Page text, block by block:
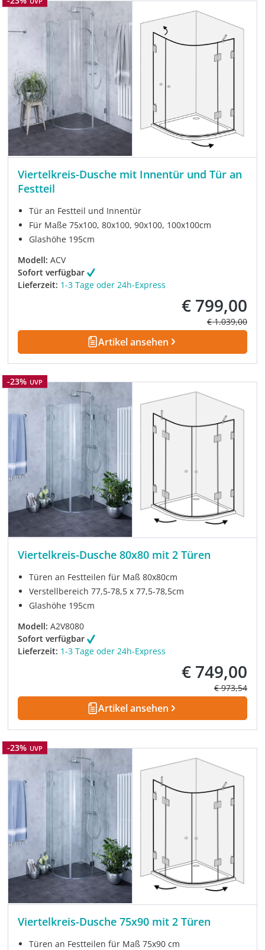
Viertelkreis-Dusche mit Innentür und Tür an
Festteil
Tür an Festteil und Innentür
Für Maße 75x100, 80x100, 90x100, 100x100cm
Glashöhe 195cm
Modell: ACV
Sofort verfügbar
Lieferzeit: 1-3 Tage oder 24h-Express
Verkaufspreis:
€ 799,00
Regulärer
€ 1.039,00
Artikel ansehen
Rabatt
-23% UVP
Viertelkreis-Dusche 80x80 mit 2 Türen
Türen an Festteilen für Maß 80x80cm
Verstellbereich 77,5-78,5 x 77,5-78,5cm
Glashöhe 195cm
Modell: A2V8080
Sofort verfügbar
Lieferzeit: 1-3 Tage oder 24h-Express
Verkaufspreis:
€ 749,00
Regulärer
€ 973,54
Artikel ansehen
Rabatt
-23% UVP
Viertelkreis-Dusche 75x90 mit 2 Türen
Türen an Festteilen für Maß 75x90 cm